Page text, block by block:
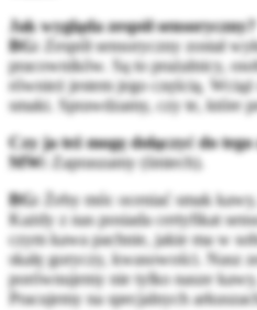
Jak wygląda zespół sensoryczny?
BG:
Zespół sensoryczny został
pracowników. Są to prażalnicy,
również jestem jego częścią.
smaki. Sprawdzamy, czy te, które
Czy ja też mogę dołączyć do tego
MW:
Zapraszamy (śmiech).
BG:
Żeby móc oceniać smak
Każdy z nas posiada certyfikat
czym kawa pachnie, jakie ma w
skalę goryczy, kwasowości. Nasz
porównujemy nie tylko nasze
Pracujemy na specjalnych